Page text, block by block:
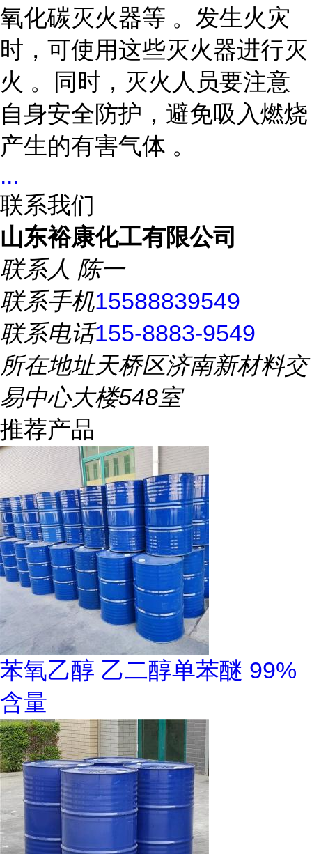
氧化碳灭火器等 。发生火灾
时，可使用这些灭火器进行灭
火 。同时，灭火人员要注意
自身安全防护，避免吸入燃烧
产生的有害气体 。
...
联系我们
山东裕康化工有限公司
联系人 陈一
联系手机15588839549
联系电话155-8883-9549
所在地址天桥区济南新材料交
易中心大楼548室
推荐产品
苯氧乙醇 乙二醇单苯醚 99%
含量